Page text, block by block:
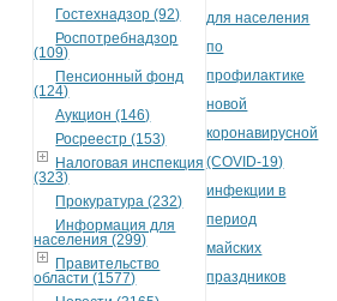
Гостехнадзор (92)
Роспотребнадзор
(109)
Пенсионный фонд
(124)
Аукцион (146)
Росреестр (153)
Налоговая инспекция
(323)
Прокуратура (232)
Информация для
населения (299)
Правительство
области (1577)
для населения
по
профилактике
новой
коронавирусной
(COVID-19)
инфекции в
период
майских
праздников